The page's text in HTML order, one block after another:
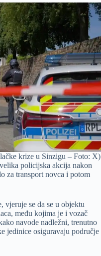
krize u Sinzigu – Foto: X)
policijska akcija nakon
za transport novca i potom
vjeruje se da se u objektu
među kojima je i vozač
navode nadležni, trenutno
jedinice osiguravaju područje